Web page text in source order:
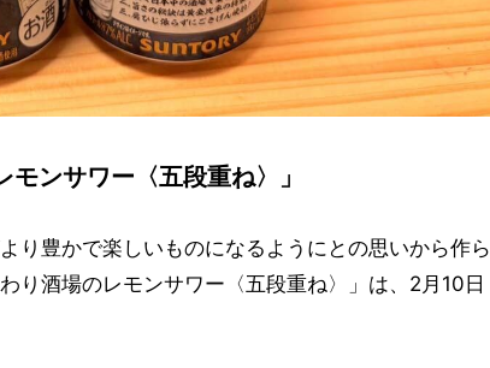
ンサワー〈五段重ね〉」
り豊かで楽しいものになるようにとの思いから作ら
り酒場のレモンサワー〈五段重ね〉」は、2月10日